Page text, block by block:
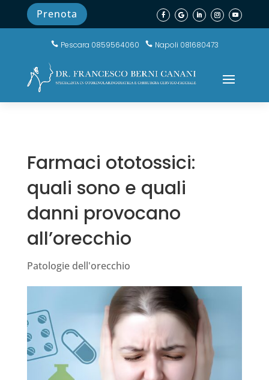
Prenota
 Pescara 0859564060  Napoli 081680473
Farmaci ototossici:
quali sono e quali
danni provocano
all’orecchio
Patologie dell'orecchio